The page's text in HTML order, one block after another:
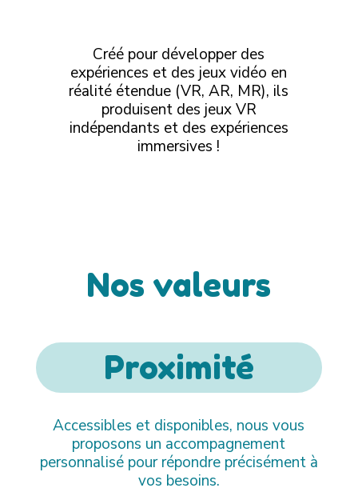
Créé pour développer des
expériences et des jeux vidéo en
réalité étendue (VR, AR, MR), ils
produisent des jeux VR
indépendants et des expériences
immersives !
Nos valeurs
Proximité
Accessibles et disponibles, nous vous
proposons un accompagnement
personnalisé pour répondre précisément à
vos besoins.